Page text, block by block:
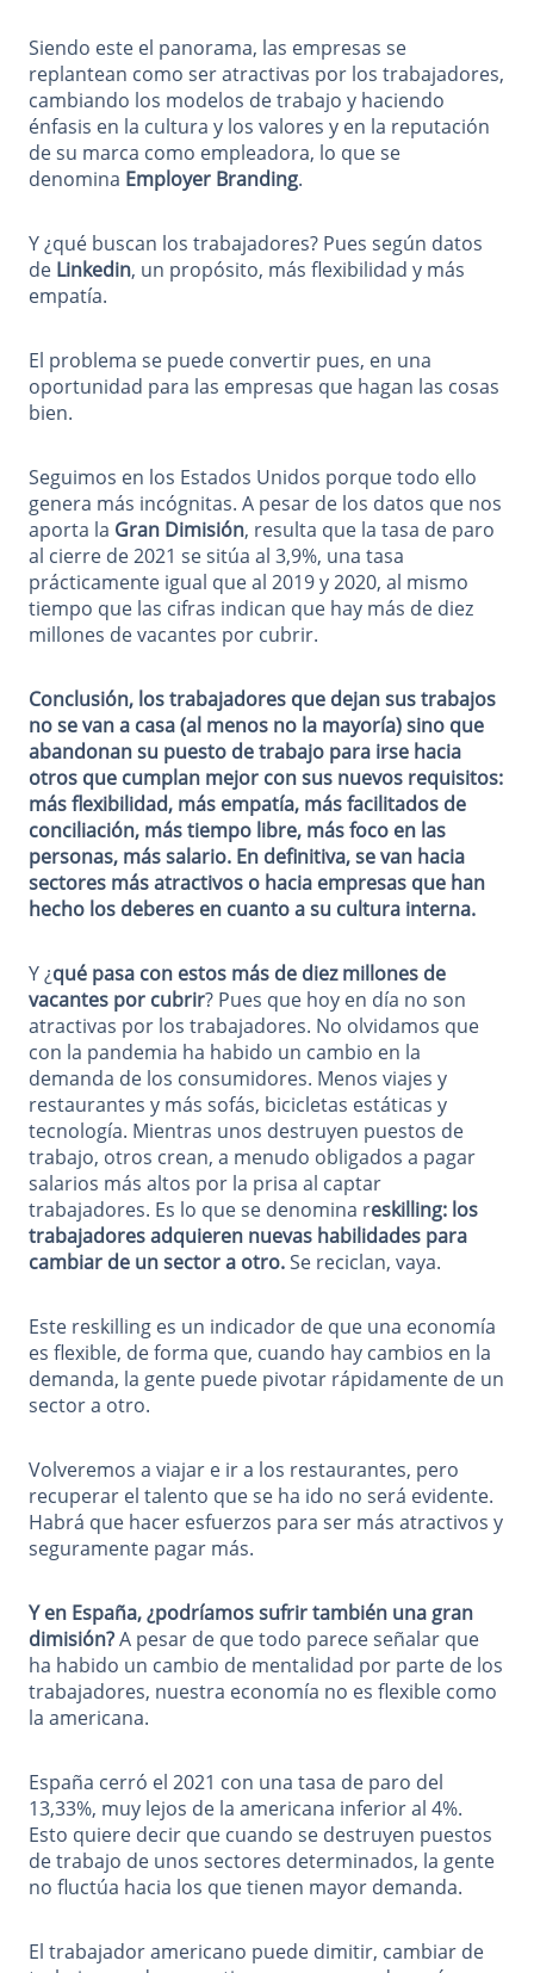
Siendo este el panorama, las empresas se
replantean como ser atractivas por los trabajadores,
cambiando los modelos de trabajo y haciendo
énfasis en la cultura y los valores y en la reputación
de su marca como empleadora, lo que se
denomina Employer Branding.
Y ¿qué buscan los trabajadores? Pues según datos
de Linkedin, un propósito, más flexibilidad y más
empatía.
El problema se puede convertir pues, en una
oportunidad para las empresas que hagan las cosas
bien.
Seguimos en los Estados Unidos porque todo ello
genera más incógnitas. A pesar de los datos que nos
aporta la Gran Dimisión, resulta que la tasa de paro
al cierre de 2021 se sitúa al 3,9%, una tasa
prácticamente igual que al 2019 y 2020, al mismo
tiempo que las cifras indican que hay más de diez
millones de vacantes por cubrir.
Conclusión, los trabajadores que dejan sus trabajos
no se van a casa (al menos no la mayoría) sino que
abandonan su puesto de trabajo para irse hacia
otros que cumplan mejor con sus nuevos requisitos:
más flexibilidad, más empatía, más facilitados de
conciliación, más tiempo libre, más foco en las
personas, más salario. En definitiva, se van hacia
sectores más atractivos o hacia empresas que han
hecho los deberes en cuanto a su cultura interna.
Y ¿qué pasa con estos más de diez millones de
vacantes por cubrir? Pues que hoy en día no son
atractivas por los trabajadores. No olvidamos que
con la pandemia ha habido un cambio en la
demanda de los consumidores. Menos viajes y
restaurantes y más sofás, bicicletas estáticas y
tecnología. Mientras unos destruyen puestos de
trabajo, otros crean, a menudo obligados a pagar
salarios más altos por la prisa al captar
trabajadores. Es lo que se denomina reskilling: los
trabajadores adquieren nuevas habilidades para
cambiar de un sector a otro.Se reciclan, vaya.
Este reskilling es un indicador de que una economía
es flexible, de forma que, cuando hay cambios en la
demanda, la gente puede pivotar rápidamente de un
sector a otro.
Volveremos a viajar e ir a los restaurantes, pero
recuperar el talento que se ha ido no será evidente.
Habrá que hacer esfuerzos para ser más atractivos y
seguramente pagar más.
Y en España, ¿podríamos sufrir también una gran
dimisión?A pesar de que todo parece señalar que
ha habido un cambio de mentalidad por parte de los
trabajadores, nuestra economía no es flexible como
la americana.
España cerró el 2021 con una tasa de paro del
13,33%, muy lejos de la americana inferior al 4%.
Esto quiere decir que cuando se destruyen puestos
de trabajo de unos sectores determinados, la gente
no fluctúa hacia los que tienen mayor demanda.
El trabajador americano puede dimitir, cambiar de